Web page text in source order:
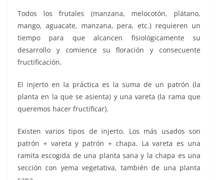
Todos los frutales (manzana, melocotón, plátano,
mango, aguacate, manzana, pera, etc.) requieren un
tiempo para que alcancen fisiológicamente su
desarrollo y comience su floración y consecuente
fructificación.
El injerto en la práctica es la suma de un patrón (la
planta en la que se asienta) y una vareta (la rama que
queremos hacer fructificar).
Existen varios tipos de injerto. Los más usados son
patrón + vareta y patrón + chapa. La vareta es una
ramita escogida de una planta sana y la chapa es una
sección con yema vegetativa, también de una planta